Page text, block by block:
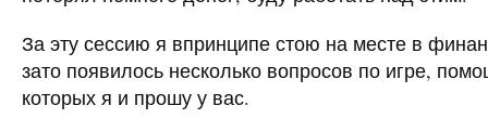
За эту сессию я впринципе стою на месте в
зато появилось несколько вопросов по игре,
которых я и прошу у вас.